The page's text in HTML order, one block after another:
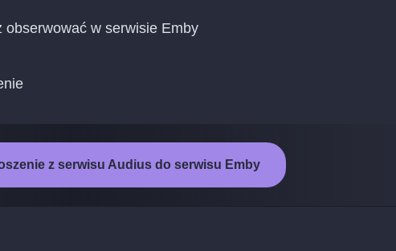
w serwisie Emby
z serwisu Audius do serwisu Emby